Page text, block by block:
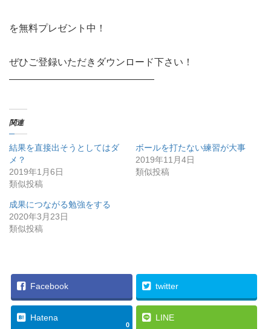
を無料プレゼント中！
ぜひご登録いただきダウンロード下さい！
———————————————
関連
結果を直接出そうとしてはダ
メ？
2019年1月6日
類似投稿
ボールを打たない練習が大事
2019年11月4日
類似投稿
成果につながる勉強をする
2020年3月23日
類似投稿
Facebook twitter
Hatena
0
LINE